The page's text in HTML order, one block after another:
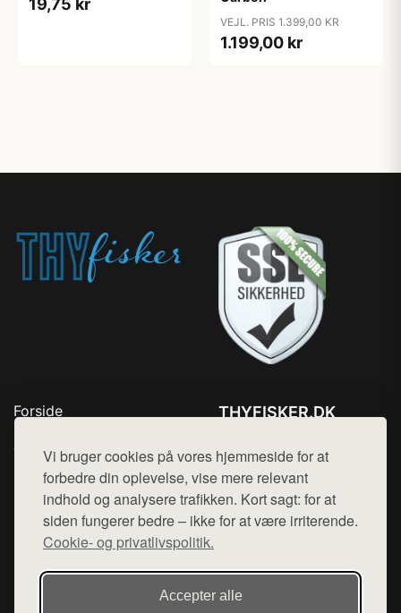
Vi bruger cookies på vores hjemmeside for at
forbedre din oplevelse, vise mere relevant
indhold og analysere trafikken. Kort sagt: for at
siden fungerer bedre – ikke for at være irriterende.
Cookie- og privatlivspolitik.
Accepter alle
19,75 kr
VEJL. PRIS 1.399,00 KR
1.199,00 kr
Forside
Top Rabatter
Kontakt
THYFISKER.DK
Mail: hej@want.dk
Cookie- og privatlivspolitik
Denne side er en del af want.dk, der udgiver en række